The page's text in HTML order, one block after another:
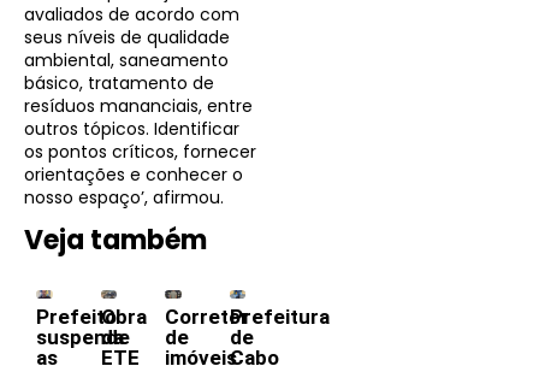
avaliados de acordo com
seus níveis de qualidade
ambiental, saneamento
básico, tratamento de
resíduos mananciais, entre
outros tópicos. Identificar
os pontos críticos, fornecer
orientações e conhecer o
nosso espaço’, afirmou.
Veja também
Prefeito
suspende
as
Obra
da
ETE
Corretor
de
imóveis
Prefeitura
de
Cabo